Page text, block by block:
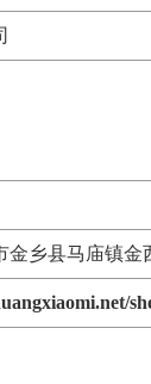
金乡县马庙镇金